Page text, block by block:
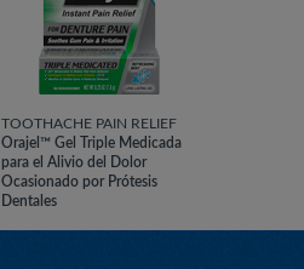
TOOTHACHE PAIN RELIEF
Orajel™ Gel Triple Medicada
para el Alivio del Dolor
Ocasionado por Prótesis
Dentales